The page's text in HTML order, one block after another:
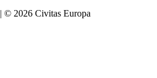
| © 2026 Civitas Europa